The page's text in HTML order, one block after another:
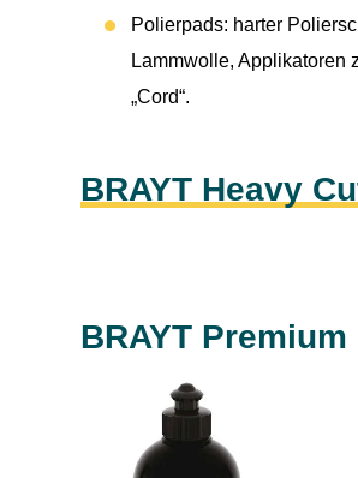
Polierpads: harter
Lammwolle, Applikatoren
„Cord“.
BRAYT Heavy
BRAYT